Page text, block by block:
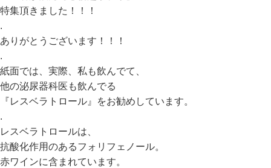
特集頂きました！！！
.
ありがとうございます！！！
.
紙面では、実際、私も飲んでて、
他の泌尿器科医も飲んでる
『レスベラトロール』をお勧めしています。
.
レスベラトロールは、
抗酸化作用のあるフォリフェノール。
赤ワインに含まれています。